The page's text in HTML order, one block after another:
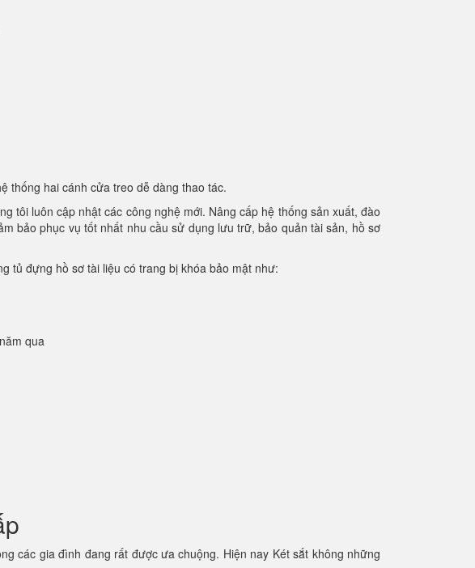
thống hai cánh cửa treo dễ dàng thao tác.
tôi luôn cập nhật các công nghệ mới. Nâng cấp hệ thống sản xuất, đào
bảo phục vụ tốt nhất nhu cầu sử dụng lưu trữ, bảo quản tài sản, hồ sơ
tủ đựng hồ sơ tài liệu có trang bị khóa bảo mật như:
qua
các gia đình đang rất được ưa chuộng. Hiện nay Két sắt không những